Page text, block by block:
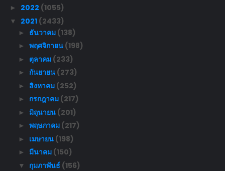
► 2022 (1055)
▼ 2021 (2433)
► ธันวาคม (138)
► พฤศจิกายน (198)
► ตุลาคม (233)
► กันยายน (273)
► สิงหาคม (252)
► กรกฎาคม (217)
► มิถุนายน (201)
► พฤษภาคม (217)
► เมษายน (198)
► มีนาคม (150)
▼ กุมภาพันธ์ (156)